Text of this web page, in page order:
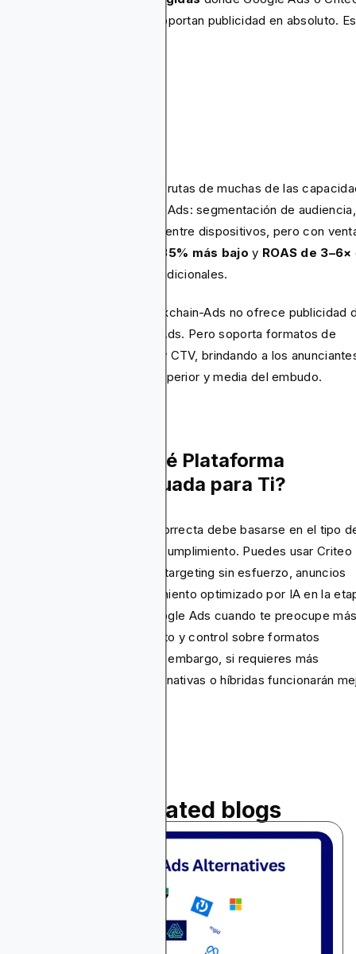
políticas estrictas o no soportan publicidad en absoluto.
Blockchain-Ads, todavía disfrutas de muchas de las
obtienes de Criteo y Google Ads: segmentación de audiencia,
predictiva, alcance entre dispositivos, pero con
CPA 0.8–35% más bajo y ROAS de 3–6×
con plataformas tradicionales.
desventaja es que Blockchain-Ads no ofrece publicidad
básica como Google Ads. Pero soporta formatos de
nativos, display, video y CTV, brindando a los
sólidas en la parte superior y media del embudo.
Final: ¿Qué Plataforma
es Adecuada para Ti?
la plataforma publicitaria correcta debe basarse en el tipo
y las necesidades de cumplimiento. Puedes usar Criteo
desees soluciones de retargeting sin esfuerzo, anuncios
de productos y rendimiento optimizado por IA en la
Alternativamente, usa Google Ads cuando te preocupe
solución de embudo completo y control sobre formatos
y segmentación. Sin embargo, si requieres más
configuraciones alternativas o híbridas funcionarán
Read related blogs